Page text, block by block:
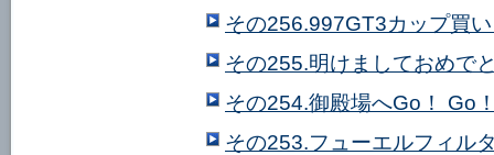
その256.997GT3カップ買
その255.明けましておめで
その254.御殿場へGo！ Go
その253.フューエルフィル